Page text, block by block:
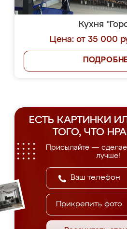
Кухня
Цена: от 35 000
ЕСТЬ КАРТИНКИ
ТОГО, ЧТО
Присылайте —
лучше!
Прикрепить фото